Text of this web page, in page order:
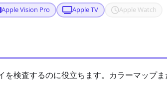
Apple Vision Pro Apple TV Apple Watch
を検査するのに役立ちます。カラーマップ